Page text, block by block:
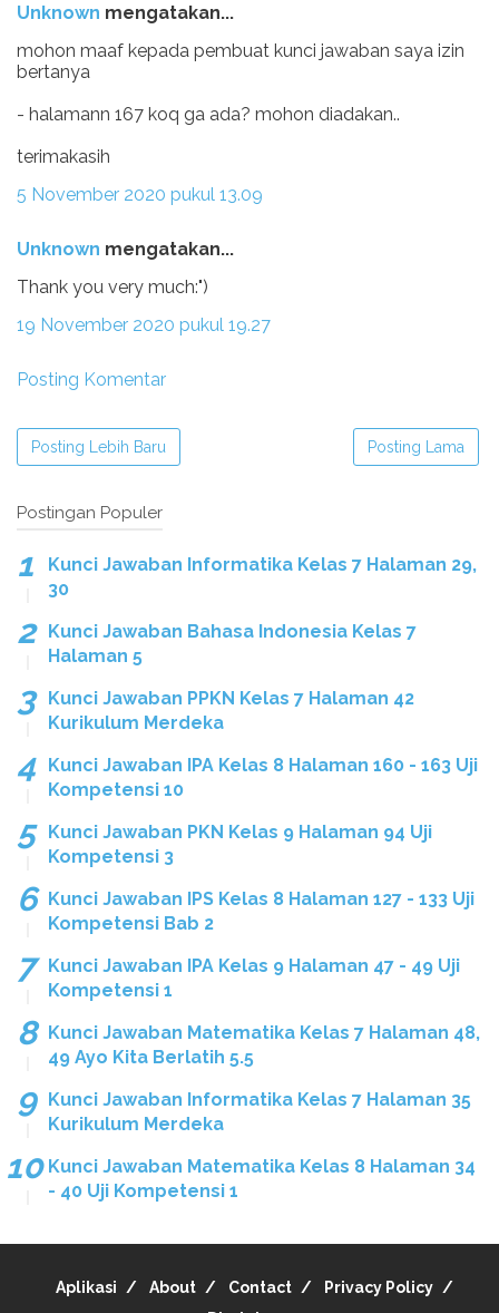
Unknown mengatakan...
mohon maaf kepada pembuat kunci jawaban saya izin
bertanya
- halamann 167 koq ga ada? mohon diadakan..
terimakasih
5 November 2020 pukul 13.09
Unknown mengatakan...
Thank you very much:")
19 November 2020 pukul 19.27
Posting Komentar
Posting Lebih Baru Posting Lama
Postingan Populer
Kunci Jawaban Informatika Kelas 7 Halaman 29,
30
Kunci Jawaban Bahasa Indonesia Kelas 7
Halaman 5
Kunci Jawaban PPKN Kelas 7 Halaman 42
Kurikulum Merdeka
Kunci Jawaban IPA Kelas 8 Halaman 160 - 163 Uji
Kompetensi 10
Kunci Jawaban PKN Kelas 9 Halaman 94 Uji
Kompetensi 3
Kunci Jawaban IPS Kelas 8 Halaman 127 - 133 Uji
Kompetensi Bab 2
Kunci Jawaban IPA Kelas 9 Halaman 47 - 49 Uji
Kompetensi 1
Kunci Jawaban Matematika Kelas 7 Halaman 48,
49 Ayo Kita Berlatih 5.5
Kunci Jawaban Informatika Kelas 7 Halaman 35
Kurikulum Merdeka
Kunci Jawaban Matematika Kelas 8 Halaman 34
- 40 Uji Kompetensi 1
Aplikasi About Contact
Privacy Policy